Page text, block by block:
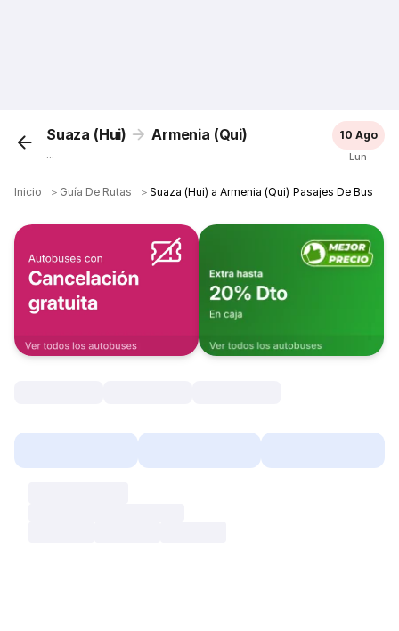
Suaza (Hui) Armenia (Qui)
...
10 Ago
Lun
Inicio ＞ Guía De Rutas ＞ Suaza (Hui) a Armenia (Qui) Pasajes De Bus